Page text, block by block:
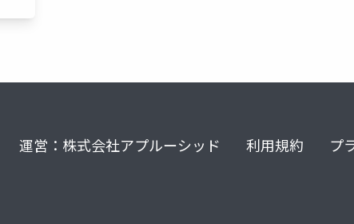
運営：株式会社アプルーシッド 利用規約 プ